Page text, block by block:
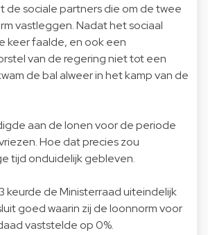
de sociale partners die om de twee
vastleggen. Nadat het sociaal
keer faalde, en ook een
van de regering niet tot een
de bal alweer in het kamp van de
aan de lonen voor de periode
Hoe dat precies zou
tijd onduidelijk gebleven.
keurde de Ministerraad uiteindelijk
goed waarin zij de loonnorm voor
vaststelde op 0%.